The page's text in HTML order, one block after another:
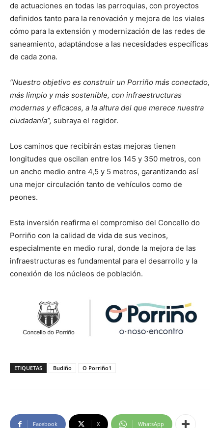
de actuaciones en todas las parroquias, con proyectos
definidos tanto para la renovación y mejora de los viales
cómo para la extensión y modernización de las redes de
saneamiento, adaptándose a las necesidades específicas
de cada zona.
“Nuestro objetivo es construir un Porriño más conectado,
más limpio y más sostenible, con infraestructuras
modernas y eficaces, a la altura del que merece nuestra
ciudadanía”, subraya el regidor.
Los caminos que recibirán estas mejoras tienen
longitudes que oscilan entre los 145 y 350 metros, con
un ancho medio entre 4,5 y 5 metros, garantizando así
una mejor circulación tanto de vehículos como de
peones.
Esta inversión reafirma el compromiso del Concello do
Porriño con la calidad de vida de sus vecinos,
especialmente en medio rural, donde la mejora de las
infraestructuras es fundamental para el desarrollo y la
conexión de los núcleos de población.
ETIQUETAS Budiño O Porriño1
Facebook X WhatsApp